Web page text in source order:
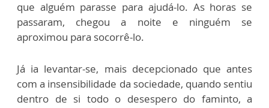
que alguém parasse para ajudá-lo. As horas se
passaram, chegou a noite e ninguém se
aproximou para socorrê-lo.
Já ia levantar-se, mais decepcionado que antes
com a insensibilidade da sociedade, quando sentiu
dentro de si todo o desespero do faminto, a